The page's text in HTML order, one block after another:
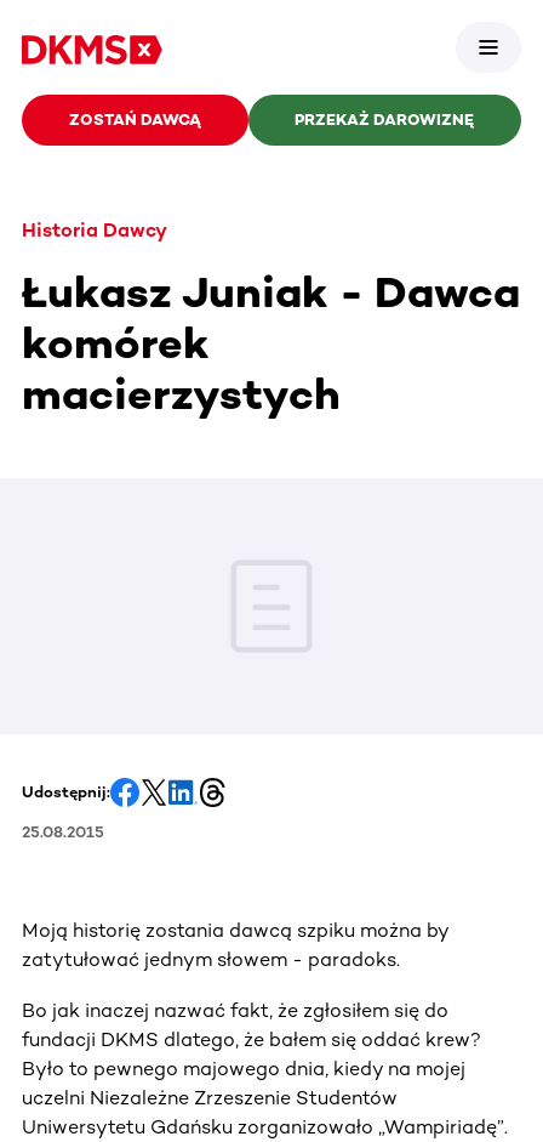
ZOSTAŃ DAWCĄ PRZEKAŻ DAROWIZNĘ
Historia Dawcy
Łukasz Juniak - Dawca
komórek
macierzystych
Udostępnij:
25.08.2015
Moją historię zostania dawcą szpiku można by
zatytułować jednym słowem - paradoks.
Bo jak inaczej nazwać fakt, że zgłosiłem się do
fundacji DKMS dlatego, że bałem się oddać krew?
Było to pewnego majowego dnia, kiedy na mojej
uczelni Niezależne Zrzeszenie Studentów
Uniwersytetu Gdańsku zorganizowało „Wampiriadę”.